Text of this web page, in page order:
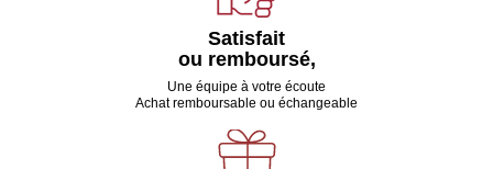
Satisfait
ou remboursé,
Une équipe à votre écoute
Achat remboursable ou échangeable